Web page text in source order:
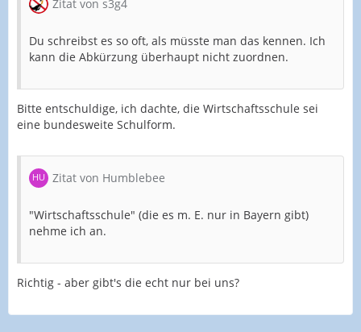
Zitat von s3g4
Du schreibst es so oft, als müsste man das kennen. Ich
kann die Abkürzung überhaupt nicht zuordnen.
Bitte entschuldige, ich dachte, die Wirtschaftsschule sei
eine bundesweite Schulform.
Zitat von Humblebee
"Wirtschaftsschule" (die es m. E. nur in Bayern gibt)
nehme ich an.
Richtig - aber gibt's die echt nur bei uns?